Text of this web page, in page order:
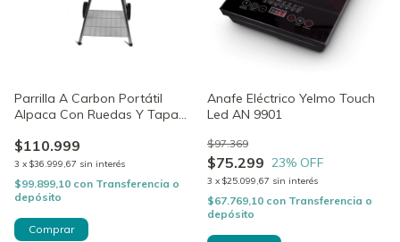
Parrilla A Carbon Portátil
Alpaca Con Ruedas Y Tapa
$110.999
3 x $36.999,67 sin interés
$99.899,10 con Transferencia o
depósito
Anafe Eléctrico Yelmo Touch
Led AN 9901
$75.299
$97.369
23% OFF
3 x $25.099,67 sin interés
$67.769,10 con Transferencia o
depósito